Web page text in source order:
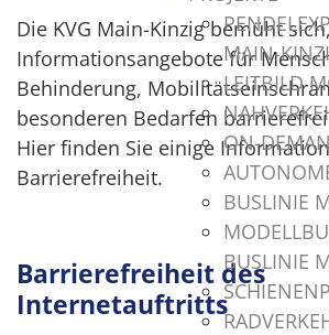
MAIN-
LEITBILD
ON-
BUSLINIE
BUSLINIE
Die KVG Main-Kinzig bemüht
Informationsangebote für
Behinderung,
besonderen Bedarfen
Hier finden Sie einige
Barrierefreiheit.
Barrierefreiheit des
Internetauftritts